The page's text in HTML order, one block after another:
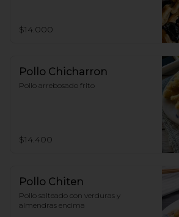
$14.000
Pollo Chicharron
Pollo arrebosado frito
$14.400
Pollo Chiten
Pollo salteado con verduras y
almendras encima